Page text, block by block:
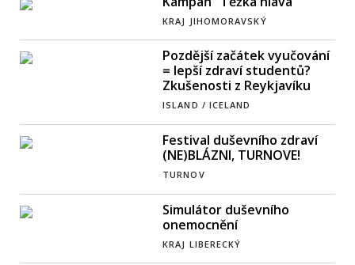
KRAJ JIHOMORAVSKÝ
Pozdější začátek vyučování
= lepší zdraví studentů?
Zkušenosti z Reykjavíku
ISLAND / ICELAND
Festival duševního zdraví
(NE)BLÁZNI, TURNOVE!
TURNOV
Simulátor duševního
onemocnění
KRAJ LIBERECKÝ